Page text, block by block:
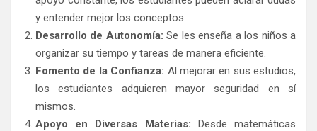
y entender mejor los conceptos.
Desarrollo de Autonomía: Se les enseña a los niños a
organizar su tiempo y tareas de manera eficiente.
Fomento de la Confianza: Al mejorar en sus estudios,
los estudiantes adquieren mayor seguridad en sí
mismos.
Apoyo en Diversas Materias: Desde matemáticas